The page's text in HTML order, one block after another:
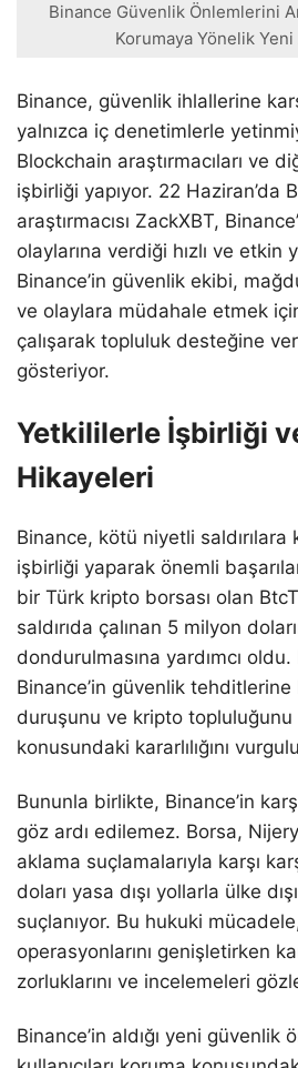
Binance Güvenlik Önlemlerini
Korumaya Yönelik Yeni
Binance, güvenlik ihlallerine
yalnızca iç denetimlerle
Blockchain araştırmacıları ve
işbirliği yapıyor. 22 Haziran’da
araştırmacısı ZackXBT,
olaylarına verdiği hızlı ve etkin
Binance’in güvenlik ekibi,
ve olaylara müdahale etmek
çalışarak topluluk desteğine
gösteriyor.
Yetkililerle İşbirliği
Hikayeleri
Binance, kötü niyetli saldırılara
işbirliği yaparak önemli
bir Türk kripto borsası olan
saldırıda çalınan 5 milyon
dondurulmasına yardımcı
Binance’in güvenlik tehditlerine
duruşunu ve kripto topluluğunu
konusundaki kararlılığını
Bununla birlikte, Binance’in
göz ardı edilemez. Borsa,
aklama suçlamalarıyla karşı
doları yasa dışı yollarla ülke
suçlanıyor. Bu hukuki
operasyonlarını genişletirken
zorluklarını ve incelemeleri
Binance’in aldığı yeni güvenlik